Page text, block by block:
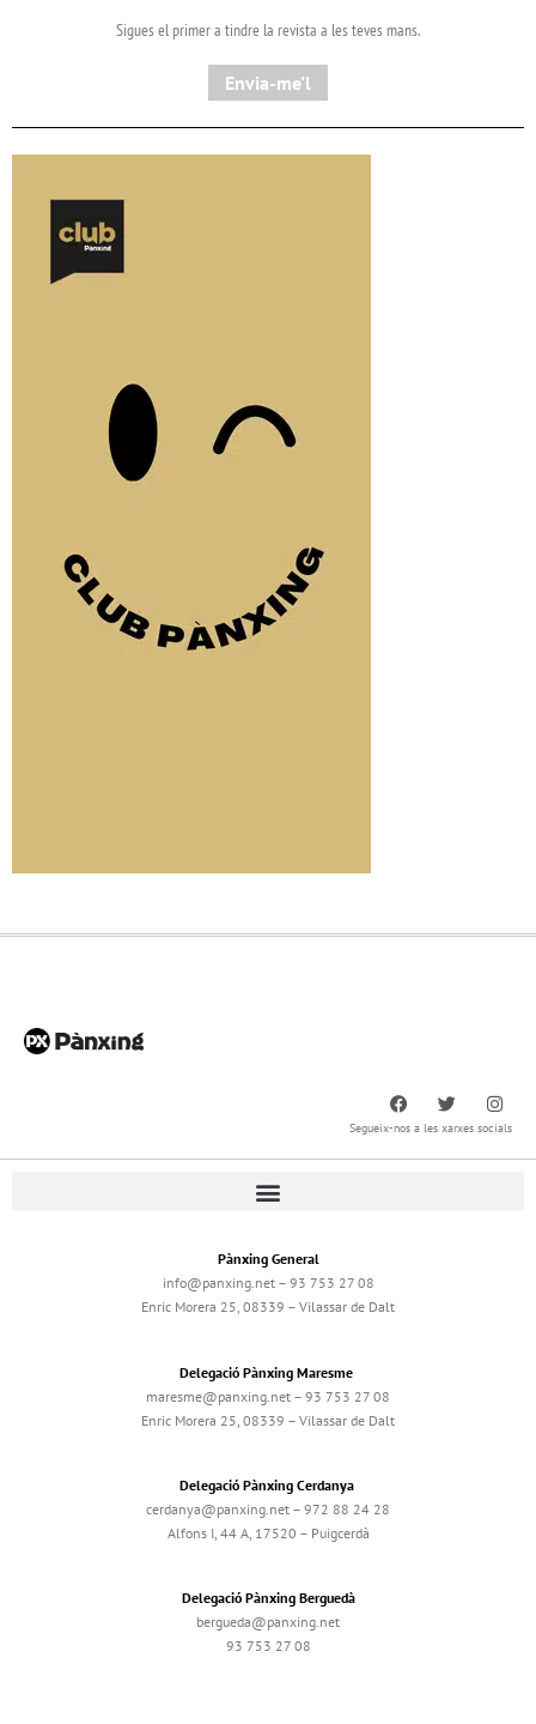
Sigues el primer a tindre la revista a les teves mans.
Envia-me'l
Segueix-nos a les xarxes socials
Pànxing General
info@panxing.net – 93 753 27 08
Enric Morera 25, 08339 – Vilassar de Dalt
Delegació Pànxing Maresme
maresme@panxing.net – 93 753 27 08
Enric Morera 25, 08339 – Vilassar de Dalt
Delegació Pànxing Cerdanya
cerdanya@panxing.net – 972 88 24 28
Alfons I, 44 A, 17520 – Puigcerdà
Delegació Pànxing Berguedà
bergueda@panxing.net
93 753 27 08